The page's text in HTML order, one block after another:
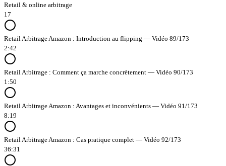
Retail & online arbitrage
17
Retail Arbitrage Amazon : Introduction au flipping — Vidéo 89/173
2:42
Retail Arbitrage : Comment ça marche concrètement — Vidéo 90/173
1:50
Retail Arbitrage Amazon : Avantages et inconvénients — Vidéo 91/173
8:19
Retail Arbitrage Amazon : Cas pratique complet — Vidéo 92/173
36:31